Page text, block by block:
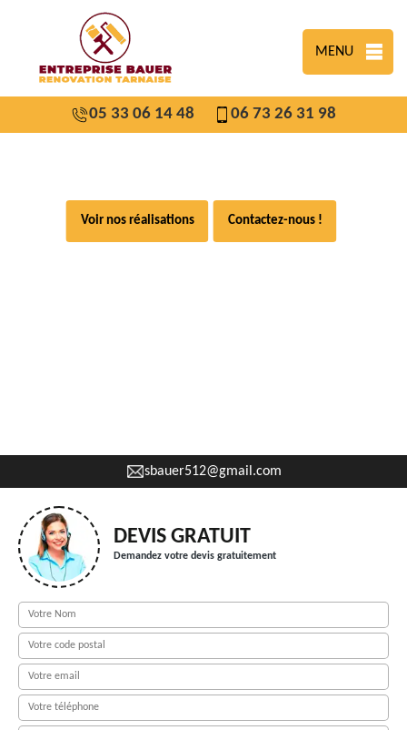
MENU
05 33 06 14 48 06 73 26 31 98
Voir nos réalisations Contactez-nous !
sbauer512@gmail.com
DEVIS GRATUIT
Demandez votre devis gratuitement